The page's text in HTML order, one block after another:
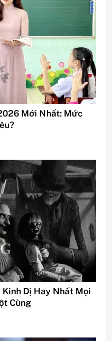
Mới Nhất: Mức
Kinh Dị Hay Nhất Mọi
Cùng